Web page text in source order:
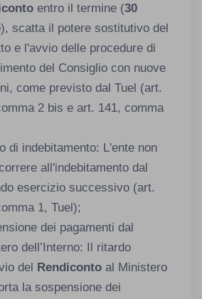
entro il termine (30
), scatta il potere sostitutivo del
e l'avvio delle procedure di
del Consiglio con nuove
come previsto dal Tuel (art.
2 bis e art. 141, comma
di indebitamento: L'ente non
all'indebitamento dal
esercizio successivo (art.
1, Tuel);
dei pagamenti dal
dell’Interno: Il ritardo
del Rendiconto al Ministero
la sospensione dei